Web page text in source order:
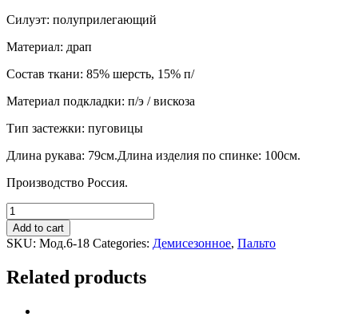
Силуэт: полуприлегающий
Материал: драп
Состав ткани: 85% шерсть, 15% п/
Материал подкладки: п/э / вискоза
Тип застежки: пуговицы
Длина рукава: 79см.Длина изделия по спинке: 100см.
Производство Россия.
Пальто
демисезонное
Мод.6-
18
48,50,52
Add to cart
SKU: Мод.6-18 Categories: Демисезонное, Пальто
Related products